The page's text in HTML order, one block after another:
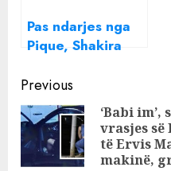
Pas ndarjes nga
Pique, Shakira
gjëndje të
rënduar
Continue
Reading
Previous
‘Babi
vrasjes
të Ervis
makinë,